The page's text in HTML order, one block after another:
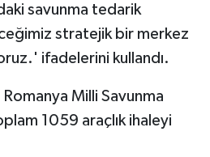
savunma tedarik
stratejik bir merkez
ifadelerini kullandı.
Milli Savunma
1059 araçlık ihaleyi